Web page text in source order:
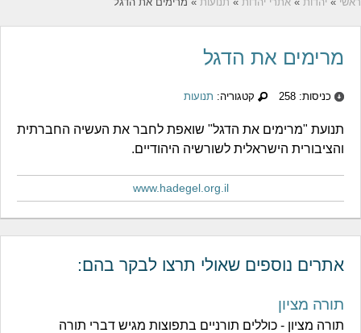
מרימים את הדגל
כניסות: 258 קטגוריה: תנועות
תנועת "מרימים את הדגל" שואפת לחבר את העשיה החברתית
והציבורית הישראלית לשורשיה היהודיים.
www.hadegel.org.il
אתרים נוספים שאולי תרצו לבקר בהם:
תורה מציון
תורה מציון - כוללים תורניים בתפוצות מגיש דברי תורה